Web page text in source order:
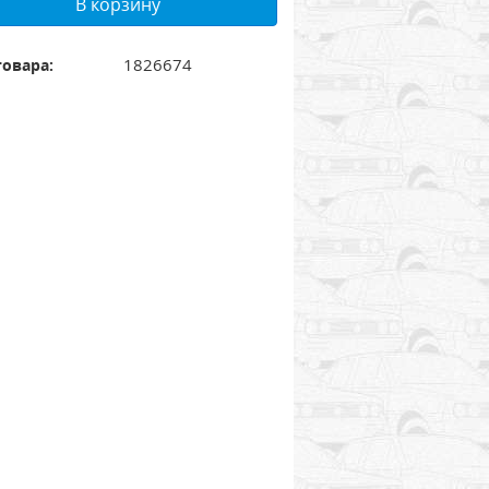
1826674